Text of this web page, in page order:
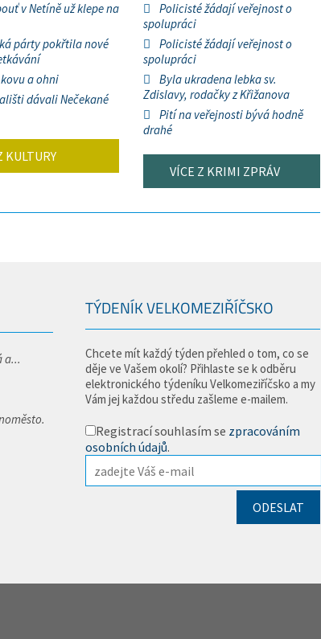
v Netíně už klepe na
párty pokřtila nové
a ohni
dávali Nečekané
KULTURY
Policisté žádají veřejnost o
spolupráci
Policisté žádají veřejnost o
spolupráci
Byla ukradena lebka sv.
Zdislavy, rodačky z Křižanova
Pití na veřejnosti bývá hodně
drahé
VÍCE Z KRIMI ZPRÁV
a...
TÝDENÍK VELKOMEZIŘÍČSKO
Chcete mít každý týden přehled o tom, co se
děje ve Vašem okolí? Přihlaste se k odběru
elektronického týdeníku Velkomeziříčsko a my
Vám jej každou středu zašleme e-mailem.
Registrací souhlasím se zpracováním
osobních údajů.